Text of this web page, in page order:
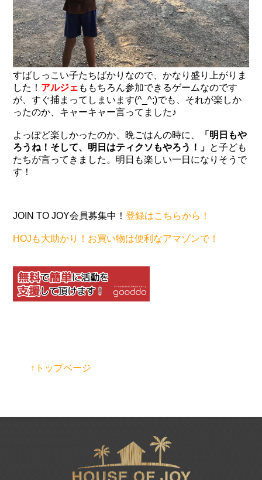
すばしっこい子たちばかりなので、かなり盛り上がりま
した！ アルジェ ももちろん参加できるゲームなのです
が、すぐ捕まってしまいます(^_^;)でも、それが楽しか
ったのか、キャーキャー言ってました♪
よっぽど楽しかったのか、晩ごはんの時に、
「明日もや
ろうね！そして、明日はティクソもやろう！」 と子ども
たちが言ってきました。明日も楽しい一日になりそうで
す！
JOIN TO JOY会員募集中！登録はこちらから！
HOJも大助かり！お買い物は便利なアマゾンで！
↑トップページ